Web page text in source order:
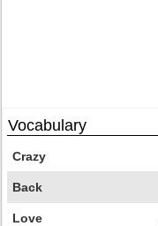
Vocabulary
Crazy
Back
Love